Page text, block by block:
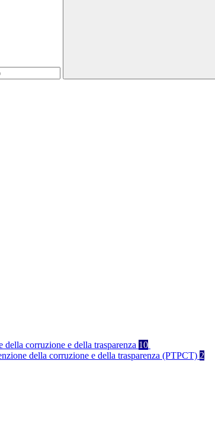
corruzione e della trasparenza 10
della corruzione e della trasparenza (PTPCT) 2